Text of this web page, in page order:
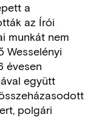
a
az Írói
munkát nem
Wesselényi
évesen
együtt
polgári